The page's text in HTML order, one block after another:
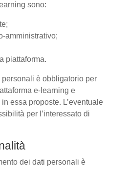
sono:
amministrativo;
piattaforma.
personali è obbligatorio per
e-learning e
essa proposte. L’eventuale
per l’interessato di
dei dati personali è